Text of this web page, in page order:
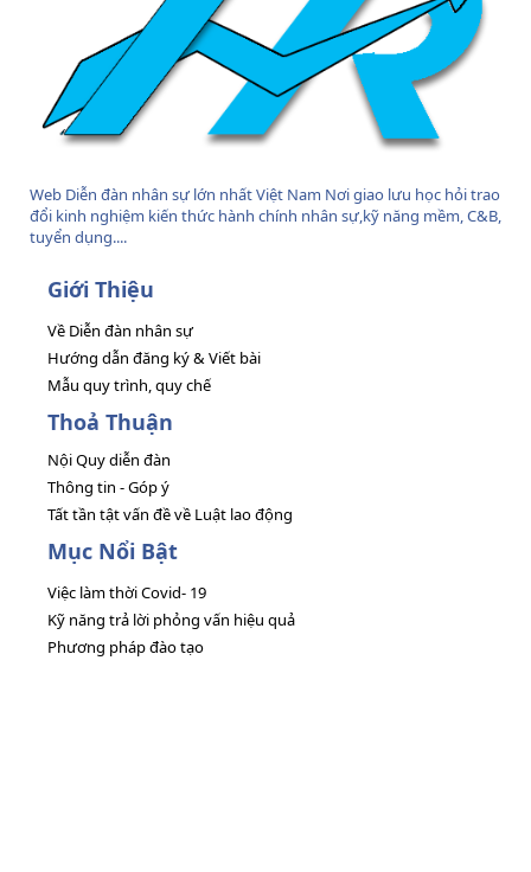
Web Diễn đàn nhân sự lớn nhất Việt Nam Nơi giao lưu học hỏi trao
đổi kinh nghiệm kiến thức hành chính nhân sự,kỹ năng mềm, C&B,
tuyển dụng....
Giới Thiệu
Về Diễn đàn nhân sự
Hướng dẫn đăng ký & Viết bài
Mẫu quy trình, quy chế
Thoả Thuận
Nội Quy diễn đàn
Thông tin - Góp ý
Tất tần tật vấn đề về Luật lao động
Mục Nổi Bật
Việc làm thời Covid- 19
Kỹ năng trả lời phỏng vấn hiệu quả
Phương pháp đào tạo